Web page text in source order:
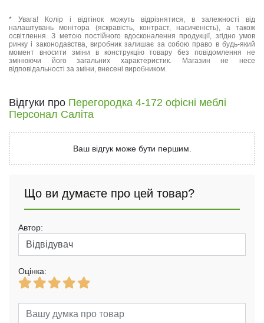
* Увага! Колір і відтінок можуть відрізнятися, в залежності від
налаштувань монітора (яскравість, контраст, насиченість), а також
освітлення. З метою постійного вдосконалення продукції, згідно умов
ринку і законодавства, виробник залишає за собою право в будь-який
момент вносити зміни в конструкцію товару без повідомлення не
змінюючи його загальних характеристик. Магазин не несе
відповідальності за зміни, внесені виробником.
Відгуки про Перегородка 4-172 офісні меблі
Персонал Саліта
Ваш відгук може бути першим.
Що ви думаєте про цей товар?
Автор:
Оцінка: